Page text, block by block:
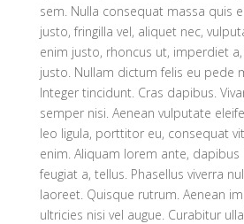
sem. Nulla consequat massa quis
justo, fringilla vel, aliquet nec,
enim justo, rhoncus ut, imperdiet
justo. Nullam dictum felis eu pede
Integer tincidunt. Cras dapibus.
semper nisi. Aenean vulputate
leo ligula, porttitor eu, consequat
enim. Aliquam lorem ante, dapibus
feugiat a, tellus. Phasellus viverra
laoreet. Quisque rutrum. Aenean
ultricies nisi vel augue. Curabitur